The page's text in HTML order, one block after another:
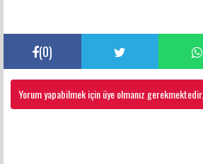
(0)
Yorum yapabilmek için üye olmanız gerekmektedir.